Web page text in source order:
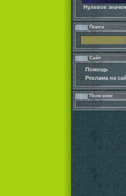
Нулевое
Поиск
Сайт
Помощь
Реклама на
Полезное